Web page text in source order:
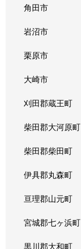
角田市
岩沼市
栗原市
大崎市
刈田郡蔵王町
柴田郡大河原町
柴田郡柴田町
伊具郡丸森町
亘理郡山元町
宮城郡七ヶ浜町
黒川郡大和町